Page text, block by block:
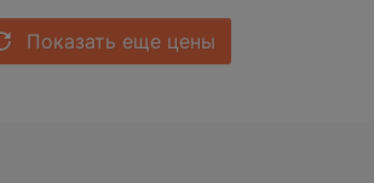
Показать еще цены